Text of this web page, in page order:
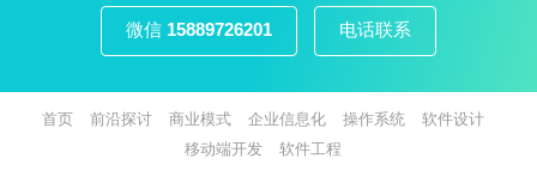
微信 15889726201 电话联系
首页 前沿探讨 商业模式 企业信息化 操作系统
软件设计
移动端开发
软件工程